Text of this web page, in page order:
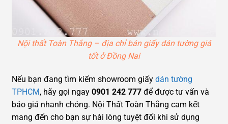
Nội thất Toàn Thắng – địa chỉ bán giấy dán tường giá
tốt ở Đồng Nai
Nếu bạn đang tìm kiếm showroom giấy dán tường
TPHCM, hãy gọi ngay 0901 242 777 để được tư vấn và
báo giá nhanh chóng. Nội Thất Toàn Thắng cam kết
mang đến cho bạn sự hài lòng tuyệt đối khi sử dụng